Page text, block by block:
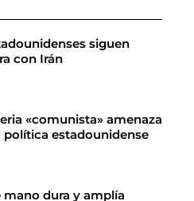
siguen
con Irán
«comunista» amenaza
estadounidense
dura y amplía